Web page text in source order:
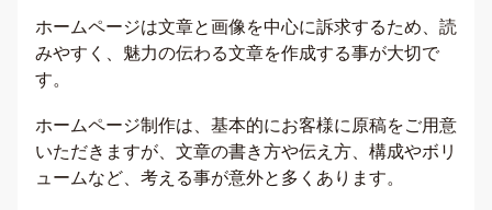
ホームページは文章と画像を中心に訴求するため、読
みやすく、魅力の伝わる文章を作成する事が大切で
す。
ホームページ制作は、基本的にお客様に原稿をご用意
いただきますが、文章の書き方や伝え方、構成やボリ
ュームなど、考える事が意外と多くあります。